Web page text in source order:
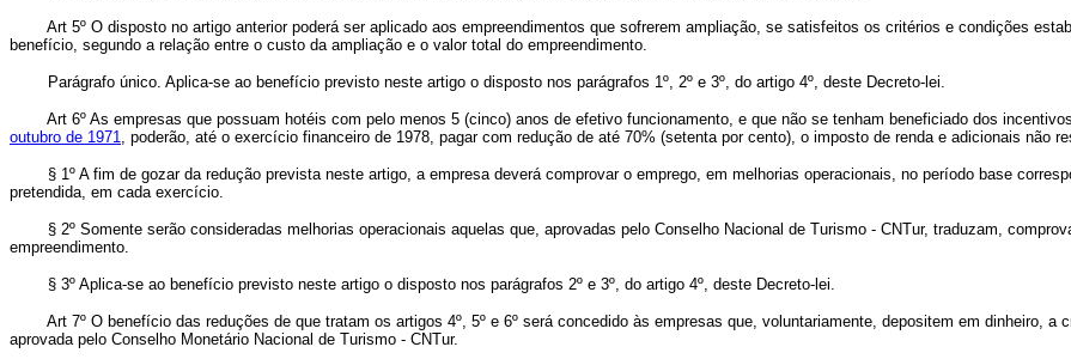
Art 5º O disposto no artigo anterior poderá ser aplicado aos empreendimentos que sofrerem ampliação, se satisfeitos os critérios e condições
benefício, segundo a relação entre o custo da ampliação e o valor total do empreendimento.
Parágrafo único. Aplica-se ao benefício previsto neste artigo o disposto nos parágrafos 1º, 2º e 3º, do artigo 4º, deste Decreto-lei.
Art 6º As empresas que possuam hotéis com pelo menos 5 (cinco) anos de efetivo funcionamento, e que não se tenham beneficiado dos
outubro de 1971, poderão, até o exercício financeiro de 1978, pagar com redução de até 70% (setenta por cento), o imposto de renda e adicionais não
§ 1º A fim de gozar da redução prevista neste artigo, a empresa deverá comprovar o emprego, em melhorias operacionais, no período base
pretendida, em cada exercício.
§ 2º Somente serão consideradas melhorias operacionais aquelas que, aprovadas pelo Conselho Nacional de Turismo - CNTur, traduzam,
empreendimento.
§ 3º Aplica-se ao benefício previsto neste artigo o disposto nos parágrafos 2º e 3º, do artigo 4º, deste Decreto-lei.
Art 7º O benefício das reduções de que tratam os artigos 4º, 5º e 6º será concedido às empresas que, voluntariamente, depositem em dinheiro, a
aprovada pelo Conselho Monetário Nacional de Turismo - CNTur.